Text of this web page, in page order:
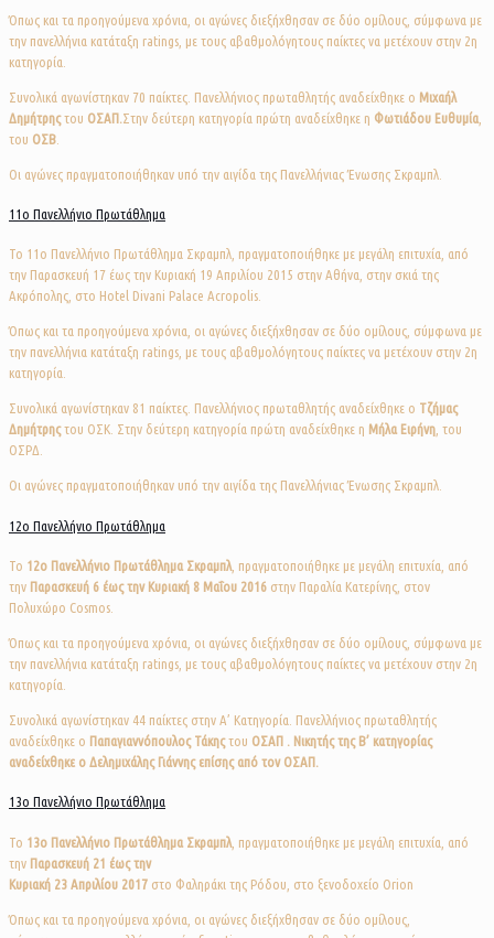
Όπως και τα προηγούμενα χρόνια, οι αγώνες διεξήχθησαν σε δύο ομίλους, σύμφωνα με
την πανελλήνια κατάταξη ratings, με τους αβαθμολόγητους παίκτες να μετέχουν στην 2η
κατηγορία.
Συνολικά αγωνίστηκαν 70 παίκτες. Πανελλήνιος πρωταθλητής αναδείχθηκε ο Μιχαήλ
Δημήτρηςτου ΟΣΑΠ.Στην δεύτερη κατηγορία πρώτη αναδείχθηκε η Φωτιάδου Ευθυμία
του ΟΣB
Οι αγώνες πραγματοποιήθηκαν υπό την αιγίδα της Πανελλήνιας Ένωσης Σκραμπλ.
11ο Πανελλήνιο Πρωτάθλημα
Το 11o Πανελλήνιο Πρωτάθλημα Σκραμπλ, πραγματοποιήθηκε με μεγάλη επιτυχία, από
την Παρασκευή 17 έως την Κυριακή 19 Απριλίου 2015 στην Αθήνα, στην σκιά της
Ακρόπολης, στο Hotel Divani Palace Acropolis.
Όπως και τα προηγούμενα χρόνια, οι αγώνες διεξήχθησαν σε δύο ομίλους, σύμφωνα με
την πανελλήνια κατάταξη ratings, με τους αβαθμολόγητους παίκτες να μετέχουν στην 2η
κατηγορία.
Συνολικά αγωνίστηκαν 81 παίκτες. Πανελλήνιος πρωταθλητής αναδείχθηκε ο Τζήμας
Δημήτρηςτου ΟΣΚ. Στην δεύτερη κατηγορία πρώτη αναδείχθηκε η Μήλα Ειρήνη , του
ΟΣΡΔ.
Οι αγώνες πραγματοποιήθηκαν υπό την αιγίδα της Πανελλήνιας Ένωσης Σκραμπλ.
12ο Πανελλήνιο Πρωτάθλημα
Το 12o Πανελλήνιο Πρωτάθλημα Σκραμπλ, πραγματοποιήθηκε με μεγάλη επιτυχία, από
την Παρασκευή 6 έως την Κυριακή 8 Μαΐου 2016 στην Παραλία Κατερίνης, στον
Πολυχώρο Cosmos.
Όπως και τα προηγούμενα χρόνια, οι αγώνες διεξήχθησαν σε δύο ομίλους, σύμφωνα με
την πανελλήνια κατάταξη ratings, με τους αβαθμολόγητους παίκτες να μετέχουν στην 2η
κατηγορία.
Συνολικά αγωνίστηκαν 44 παίκτες στην Α’ Κατηγορία. Πανελλήνιος πρωταθλητής
αναδείχθηκε ο Παπαγιαννόπουλος Τάκηςτου ΟΣΑΠ . Νικητής της Β’ κατηγορίας
αναδείχθηκε ο Δελημιχάλης Γιάννης επίσης από τον ΟΣΑΠ.
13ο Πανελλήνιο Πρωτάθλημα
Το 13o Πανελλήνιο Πρωτάθλημα Σκραμπλ , πραγματοποιήθηκε με μεγάλη επιτυχία, από
την Παρασκευή 21 έως την
Κυριακή 23 Απριλίου 2017 στο Φαληράκι της Ρόδου, στο ξενοδοχείο Orion
Όπως και τα προηγούμενα χρόνια, οι αγώνες διεξήχθησαν σε δύο ομίλους,